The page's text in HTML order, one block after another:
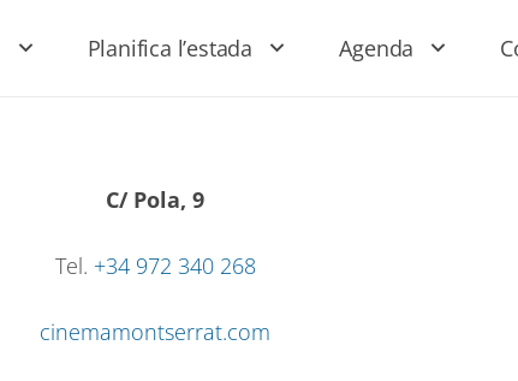
Planifica l’estada Agenda
C/ Pola, 9
Tel. +34 972 340 268
cinemamontserrat.com